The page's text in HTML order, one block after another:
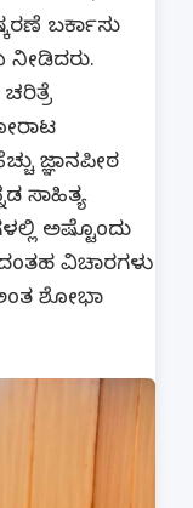
ಬರ್ಕಾಸು
ನೀಡಿದರು.
ಜ್ಞಾನಪೀಠ
ಸಾಹಿತ್ಯ
ಅಷ್ಟೊಂದು
ವಿಚಾರಗಳು
ಶೋಭಾ